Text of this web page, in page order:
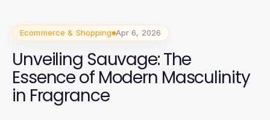
Ecommerce & Shopping Apr 6, 2026
Unveiling Sauvage: The
Essence of Modern Masculinity
in Fragrance